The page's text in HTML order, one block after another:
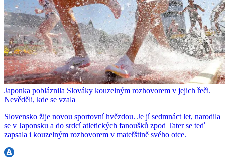
Japonka pobláznila Slováky kouzelným rozhovorem v jejich řeči.
Nevěděli, kde se vzala
Slovensko žije novou sportovní hvězdou. Je jí sedmnáct let, narodila
se v Japonsku a do srdcí atletických fanoušků zpod Tater se teď
zapsala i kouzelným rozhovorem v mateřštině svého otce.